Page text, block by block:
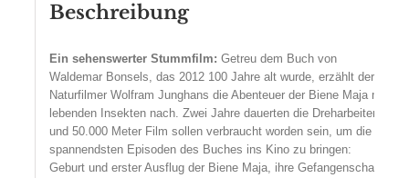
Beschreibung
Ein sehenswerter Stummfilm: Getreu dem Buch von
Waldemar Bonsels, das 2012 100 Jahre alt wurde, erzählt der
Naturfilmer Wolfram Junghans die Abenteuer der Biene Maja mit
lebenden Insekten nach. Zwei Jahre dauerten die Dreharbeiten
und 50.000 Meter Film sollen verbraucht worden sein, um die
spannendsten Episoden des Buches ins Kino zu bringen:
Geburt und erster Ausflug der Biene Maja, ihre Gefangenschaft